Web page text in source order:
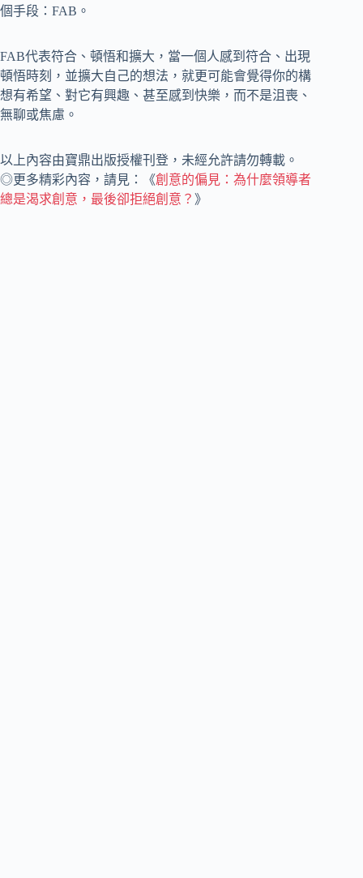
個手段：FAB。
FAB代表符合、頓悟和擴大，當一個人感到符合、出現
頓悟時刻，並擴大自己的想法，就更可能會覺得你的構
想有希望、對它有興趣、甚至感到快樂，而不是沮喪、
無聊或焦慮。
以上內容由寶鼎出版授權刊登，未經允許請勿轉載。
◎更多精彩內容，請見：《創意的偏見：為什麼領導者
總是渴求創意，最後卻拒絕創意？ 》